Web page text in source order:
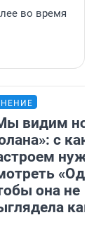
во время
видим
с
она не
как